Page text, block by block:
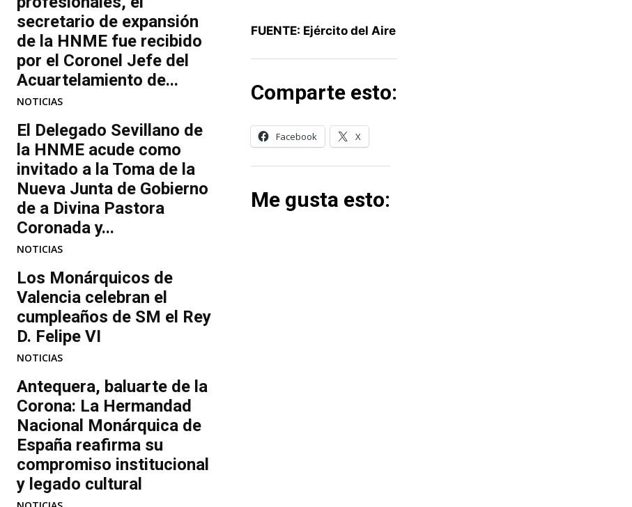
secretario de expansión
de la HNME fue recibido
por el Coronel Jefe del
Acuartelamiento de...
NOTICIAS
El Delegado Sevillano de
la HNME acude como
invitado a la Toma de la
Nueva Junta de Gobierno
de a Divina Pastora
Coronada y...
NOTICIAS
Los Monárquicos de
Valencia celebran el
cumpleaños de SM el Rey
D. Felipe VI
NOTICIAS
Antequera, baluarte de la
Corona: La Hermandad
Nacional Monárquica de
España reafirma su
compromiso institucional
y legado cultural
FUENTE: Ejército del Aire
Comparte esto:
Facebook X
Me gusta esto: